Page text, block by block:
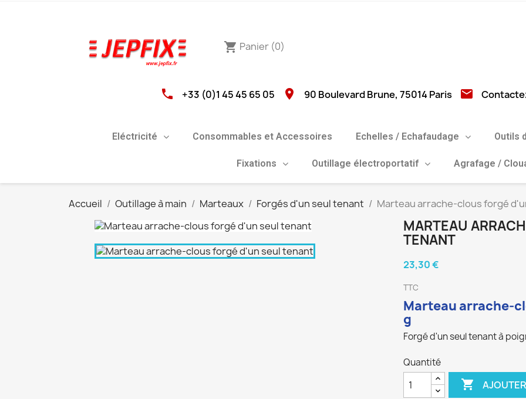
shopping_cart Panier (0)
phone +33 (0)1 45 45 65 05 location_on 90 Boulevard Brune, 75014 Paris email
Eléctricité Consommables et Accessoires Echelles / Echafaudage Outils
Fixations Outillage électroportatif Agrafage /
Accueil Outillage à main Marteaux Forgés d'un seul tenant Marteau arrache-clous forgé
MARTEAU
TENANT
23,30 €
TTC
Marteau arrache-
g
Forgé d'un seul tenant à
Quantité
